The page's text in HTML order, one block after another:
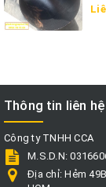
Thông tin liên hệ
Công ty TNHH CCA
M.S.D.N:
Địa chỉ:Hẻm